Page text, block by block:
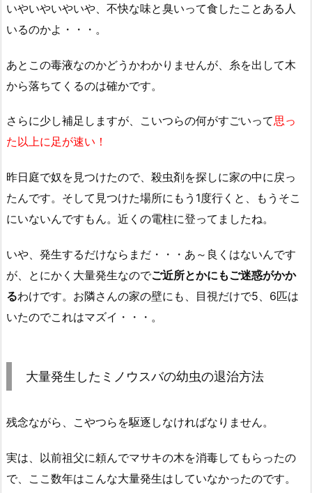
いやいやいやいや、不快な味と臭いって食したことある人
いるのかよ・・・。
あとこの毒液なのかどうかわかりませんが、糸を出して木
から落ちてくるのは確かです。
さらに少し補足しますが、こいつらの何がすごいって思っ
た以上に足が速い！
昨日庭で奴を見つけたので、殺虫剤を探しに家の中に戻っ
たんです。そして見つけた場所にもう1度行くと、もうそこ
にいないんですもん。近くの電柱に登ってましたね。
いや、発生するだけならまだ・・・あ～良くはないんです
が、とにかく大量発生なのでご近所とかにもご迷惑がかか
るわけです。お隣さんの家の壁にも、目視だけで5、6匹は
いたのでこれはマズイ・・・。
大量発生したミノウスバの幼虫の退治方法
残念ながら、こやつらを駆逐しなければなりません。
実は、以前祖父に頼んでマサキの木を消毒してもらったの
で、ここ数年はこんな大量発生はしていなかったのです。